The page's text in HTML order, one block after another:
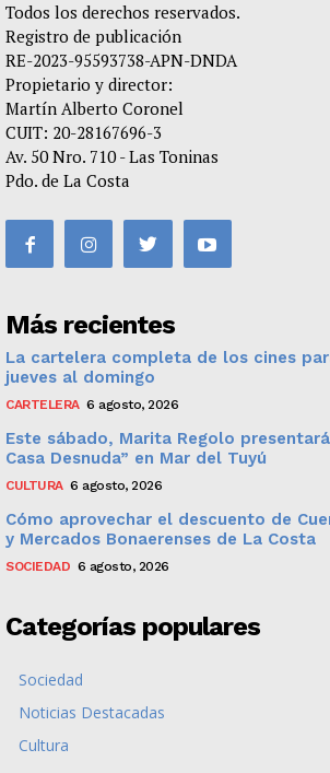
Todos los derechos reservados.
Registro de publicación
RE-2023-95593738-APN-DNDA
Propietario y director:
Martín Alberto Coronel
CUIT: 20-28167696-3
Av. 50 Nro. 710 - Las Toninas
Pdo. de La Costa
Más recientes
La cartelera completa de los cines
jueves al domingo
CARTELERA 6 agosto, 2026
Este sábado, Marita Regolo
Casa Desnuda” en Mar del Tuyú
CULTURA 6 agosto, 2026
Cómo aprovechar el descuento de
y Mercados Bonaerenses de La Costa
SOCIEDAD 6 agosto, 2026
Categorías populares
Sociedad
Noticias Destacadas
Cultura